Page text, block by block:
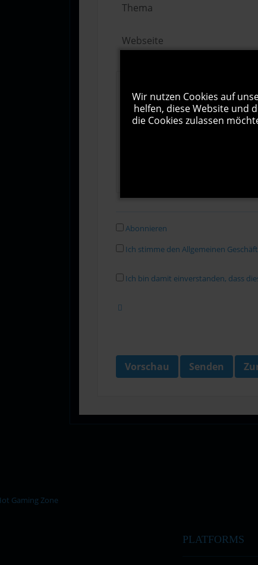
Abonnieren
Ich stimme den Allgemeinen
Ich bin damit einverstanden, dass
Vorschau Senden
PLATFORMS
Wir nutzen Cookies auf
helfen, diese Website und
die Cookies zulassen